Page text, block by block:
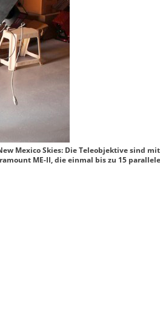
Mexico Skies: Die Teleobjektive sind
ME-II, die einmal bis zu 15